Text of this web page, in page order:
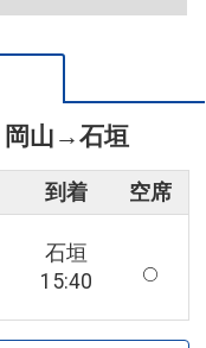
岡山 →石垣
到着 空席
石垣
15:40